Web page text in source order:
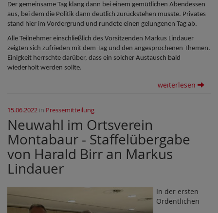
Der gemeinsame Tag klang dann bei einem gemütlichen Abendessen
aus, bei dem die Politik dann deutlich zurückstehen musste. Privates
stand hier im Vordergrund und rundete einen gelungenen Tag ab.
Alle Teilnehmer einschließlich des Vorsitzenden Markus Lindauer
zeigten sich zufrieden mit dem Tag und den angesprochenen Themen.
Einigkeit herrschte darüber, dass ein solcher Austausch bald
wiederholt werden sollte.
weiterlesen
15.06.2022 in Pressemitteilung
Neuwahl im Ortsverein
Montabaur - Staffelübergabe
von Harald Birr an Markus
Lindauer
In der ersten
Ordentlichen